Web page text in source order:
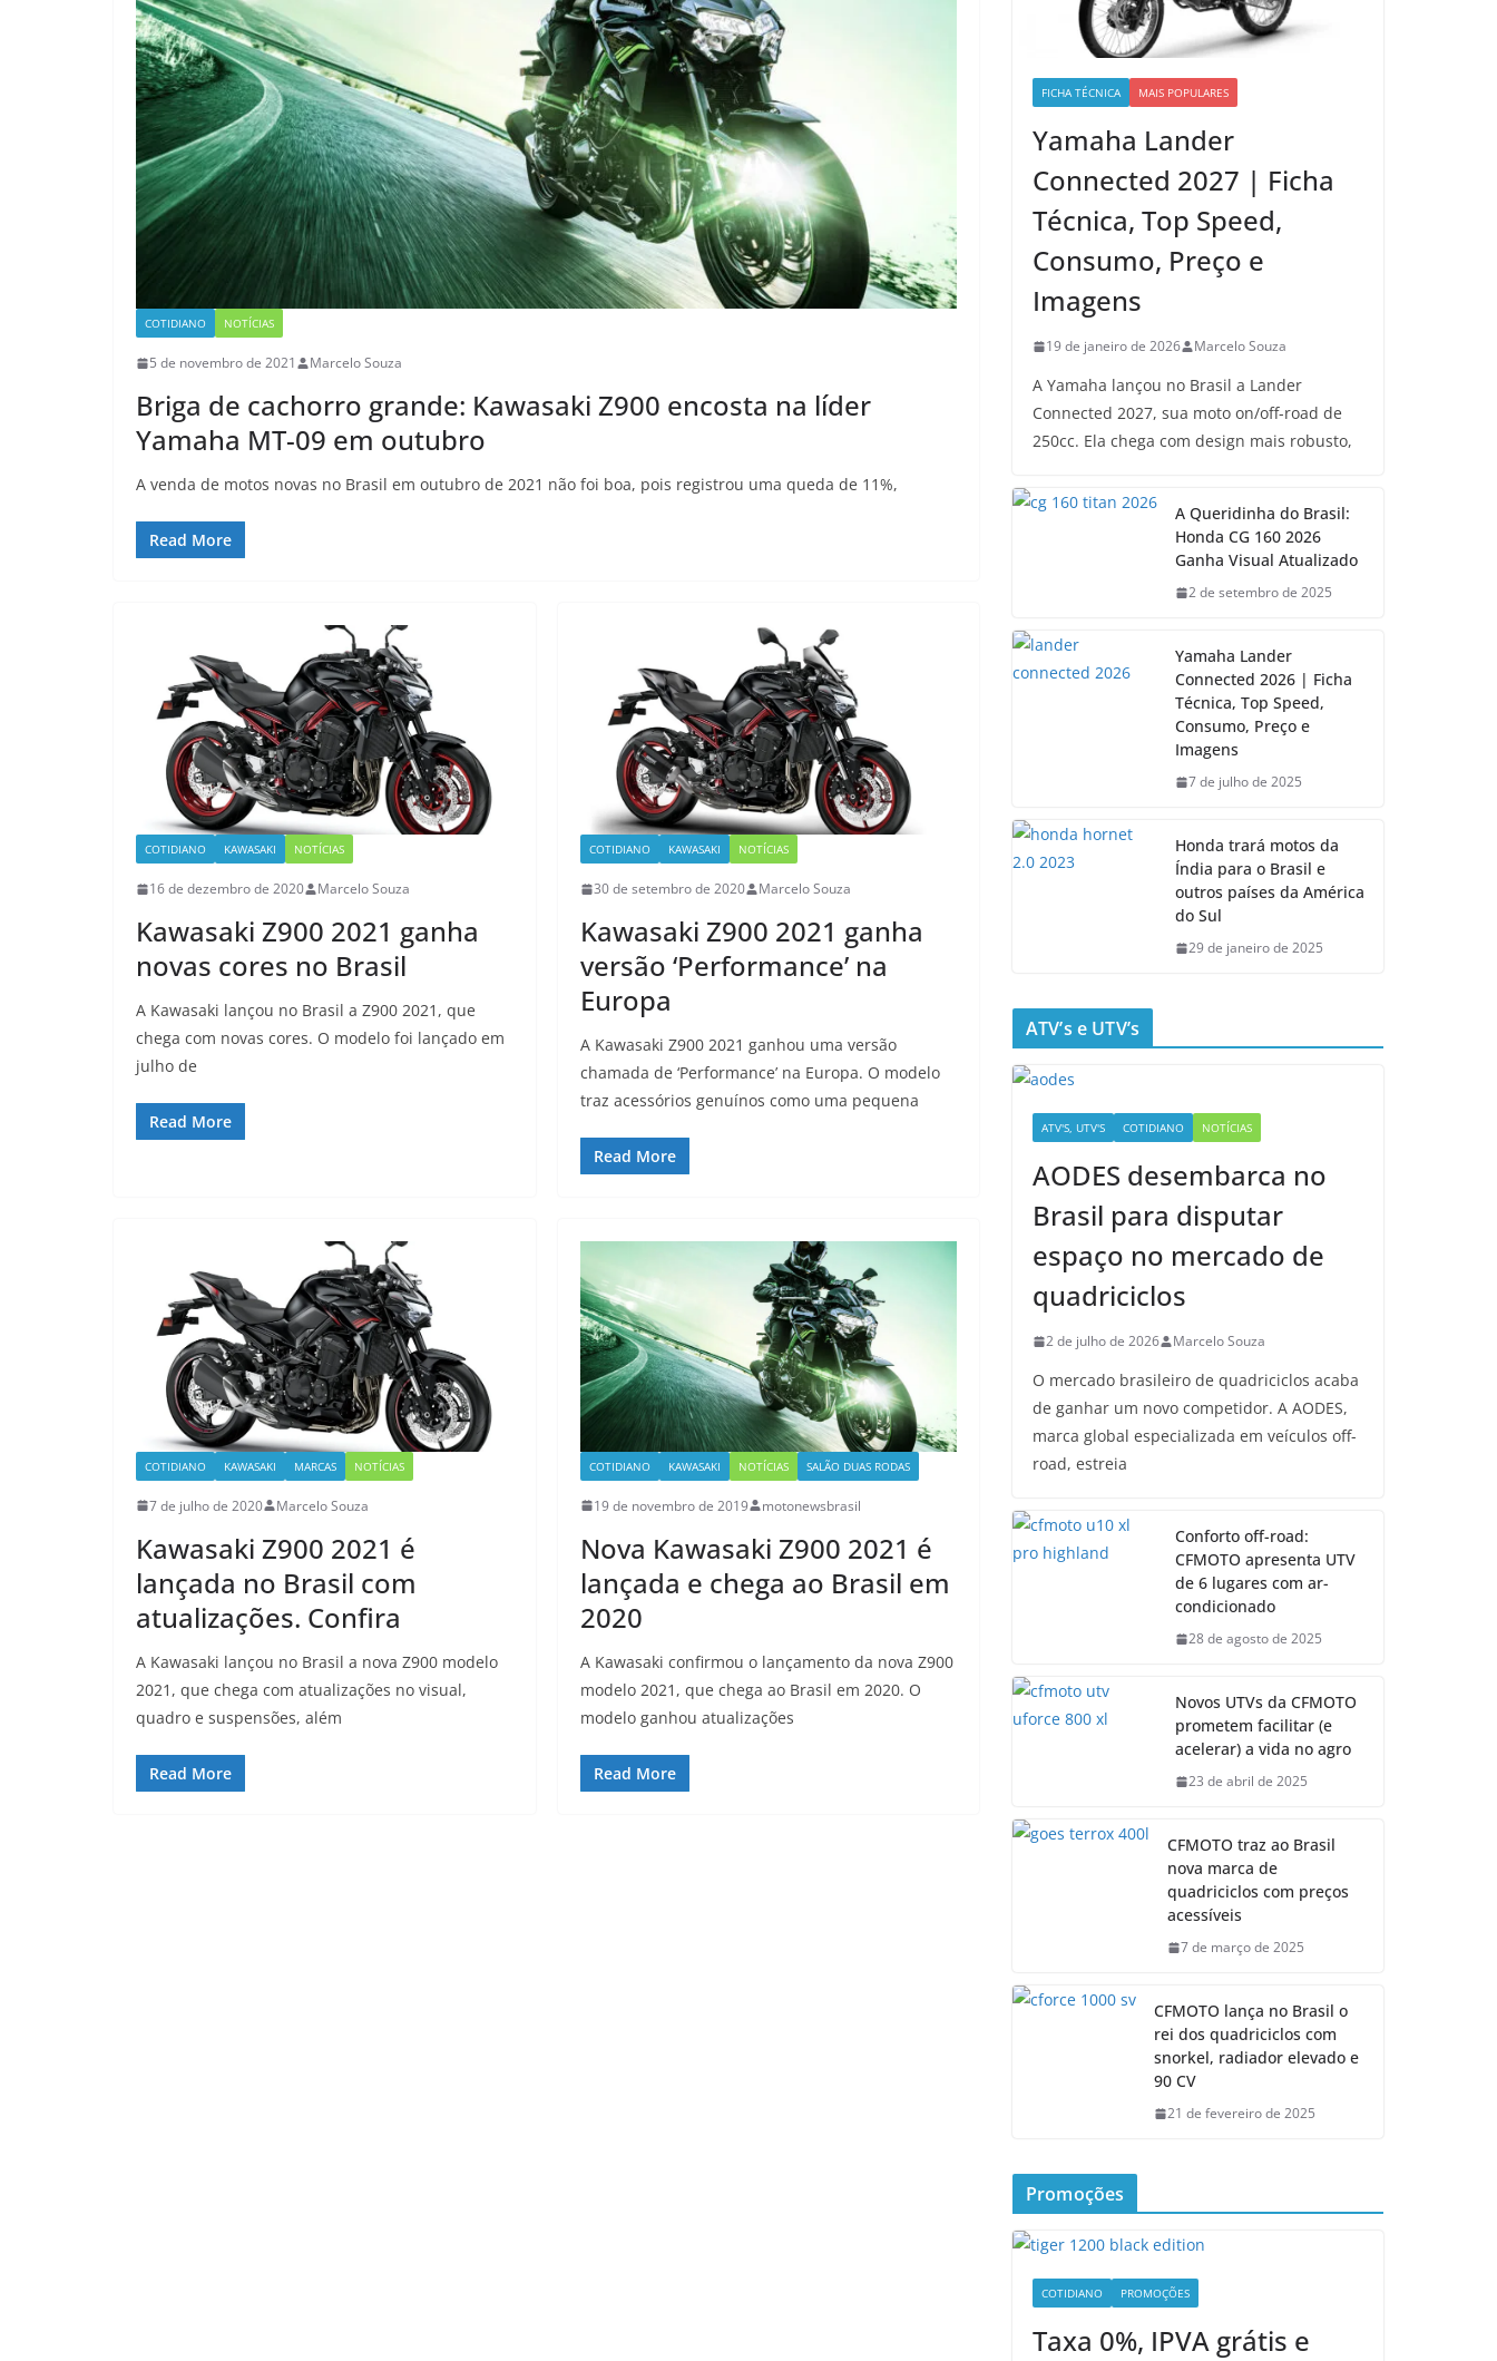
COTIDIANO NOTÍCIAS
5 de novembro de 2021 Marcelo Souza
Briga de cachorro grande: Kawasaki Z900 encosta na líder
Yamaha MT-09 em outubro
A venda de motos novas no Brasil em outubro de 2021 não foi boa, pois registrou uma queda de 11%,
Read More
COTIDIANO KAWASAKI NOTÍCIAS
16 de dezembro de 2020 Marcelo Souza
Kawasaki Z900 2021 ganha
novas cores no Brasil
A Kawasaki lançou no Brasil a Z900 2021, que
chega com novas cores. O modelo foi lançado em
julho de
Read More
COTIDIANO KAWASAKI NOTÍCIAS
30 de setembro de 2020 Marcelo Souza
Kawasaki Z900 2021 ganha
versão ‘Performance’ na
Europa
A Kawasaki Z900 2021 ganhou uma versão
chamada de ‘Performance’ na Europa. O modelo
traz acessórios genuínos como uma pequena
Read More
COTIDIANO KAWASAKI MARCAS NOTÍCIAS
7 de julho de 2020 Marcelo Souza
Kawasaki Z900 2021 é
lançada no Brasil com
atualizações. Confira
A Kawasaki lançou no Brasil a nova Z900 modelo
2021, que chega com atualizações no visual,
quadro e suspensões, além
Read More
COTIDIANO KAWASAKI NOTÍCIAS SALÃO DUAS RODAS
19 de novembro de 2019 motonewsbrasil
Nova Kawasaki Z900 2021 é
lançada e chega ao Brasil em
2020
A Kawasaki confirmou o lançamento da nova Z900
modelo 2021, que chega ao Brasil em 2020. O
modelo ganhou atualizações
Read More
FICHA TÉCNICA MAIS POPULARES
Yamaha Lander
Connected 2027 | Ficha
Técnica, Top Speed,
Consumo, Preço e
Imagens
19 de janeiro de 2026 Marcelo Souza
A Yamaha lançou no Brasil a Lander
Connected 2027, sua moto on/off-road de
250cc. Ela chega com design mais robusto,
A Queridinha do Brasil:
Honda CG 160 2026
Ganha Visual Atualizado
2 de setembro de 2025
Yamaha Lander
Connected 2026 | Ficha
Técnica, Top Speed,
Consumo, Preço e
Imagens
7 de julho de 2025
Honda trará motos da
Índia para o Brasil e
outros países da América
do Sul
29 de janeiro de 2025
ATV’s e UTV’s
ATV'S, UTV'S COTIDIANO NOTÍCIAS
AODES desembarca no
Brasil para disputar
espaço no mercado de
quadriciclos
2 de julho de 2026 Marcelo Souza
O mercado brasileiro de quadriciclos acaba
de ganhar um novo competidor. A AODES,
marca global especializada em veículos off-
road, estreia
Conforto off-road:
CFMOTO apresenta UTV
de 6 lugares com ar-
condicionado
28 de agosto de 2025
Novos UTVs da CFMOTO
prometem facilitar (e
acelerar) a vida no agro
23 de abril de 2025
CFMOTO traz ao Brasil
nova marca de
quadriciclos com preços
acessíveis
7 de março de 2025
CFMOTO lança no Brasil o
rei dos quadriciclos com
snorkel, radiador elevado e
90 CV
21 de fevereiro de 2025
Promoções
COTIDIANO PROMOÇÕES
Taxa 0%, IPVA grátis e